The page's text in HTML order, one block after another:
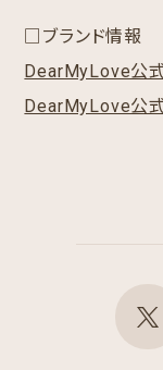
□ブランド情報
DearMyLove公
DearMyLove公